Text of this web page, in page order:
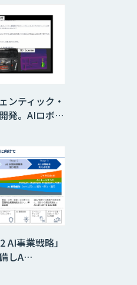
ンティック・
発。AIロボ…
AI事業戦略」
しA…